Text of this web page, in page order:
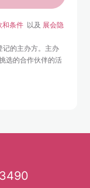
和条件 以及 展会隐
的主办方。主办
选的合作伙伴的活